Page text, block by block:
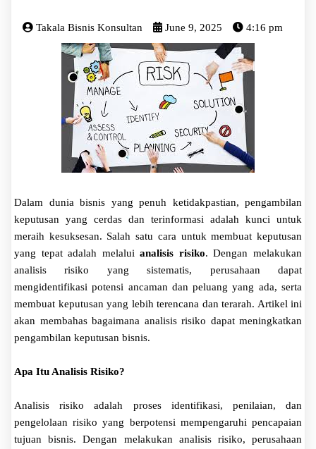
Takala Bisnis Konsultan June 9, 2025 4:16 pm
Dalam dunia bisnis yang penuh ketidakpastian, pengambilan
keputusan yang cerdas dan terinformasi adalah kunci untuk
meraih kesuksesan. Salah satu cara untuk membuat keputusan
yang tepat adalah melaluianalisis risiko. Dengan melakukan
analisis risiko yang sistematis, perusahaan dapat
mengidentifikasi potensi ancaman dan peluang yang ada, serta
membuat keputusan yang lebih terencana dan terarah. Artikel ini
akan membahas bagaimana analisis risiko dapat meningkatkan
pengambilan keputusan bisnis.
Apa Itu Analisis Risiko?
Analisis risiko adalah proses identifikasi, penilaian, dan
pengelolaan risiko yang berpotensi mempengaruhi pencapaian
tujuan bisnis. Dengan melakukan analisis risiko, perusahaan